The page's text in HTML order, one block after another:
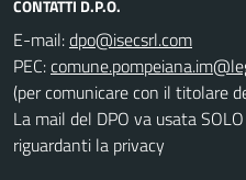
CONTATTI D.P.O.
E-mail:
PEC:
(per comunicare con il titolare
La mail del DPO va usata
riguardanti la privacy